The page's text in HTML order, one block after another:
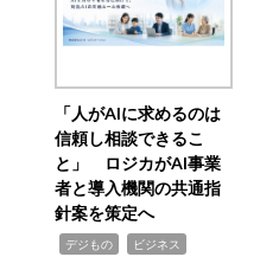
「人がAIに求めるのは
信頼し相談できるこ
と」 ロジカがAI事業
者と導入機関の共通指
針案を策定へ
デジもの ビジネス